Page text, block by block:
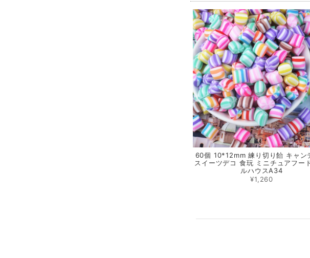
60個 10*12mm 練り切り飴 キャン
スイーツデコ 食玩 ミニチュアフー
ルハウスA34
¥1,260